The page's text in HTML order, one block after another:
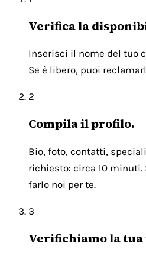
Verifica la
Inserisci il nome del tuo
Se è libero, puoi
2
Compila il profilo.
Bio, foto, contatti,
richiesto: circa 10
farlo noi per te.
3
Verifichiamo la